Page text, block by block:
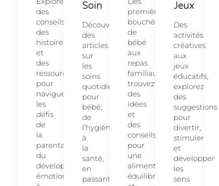
des
conseils,
des
histoires
et
des
ressources
pour
naviguer
les
défis
de
la
parentalité,
du
développement
émotionnel
Soin
Découvrez
des
articles
sur
les
soins
quotidiens
pour
bébé,
de
l’hygiène
à
la
santé,
en
passant
premières
bouchées
de
bébé
aux
repas
familiaux,
trouvez
des
idées
et
des
conseils
pour
une
alimentation
équilibrée
Jeux
Des
activités
créatives
aux
jeux
éducatifs,
explorez
des
suggestions
pour
divertir,
stimuler
et
développer
les
sens